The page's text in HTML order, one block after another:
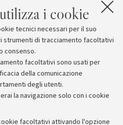
i cookie
tecnici necessari per il suo
strumenti di tracciamento facoltativi
consenso.
facoltativi sono usati per
della comunicazione
degli utenti.
la navigazione solo con i cookie
facoltativi attivando l'opzione